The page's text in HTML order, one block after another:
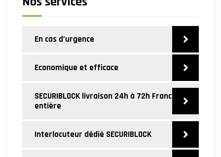
En cas d’urgence
Economique et efficace
SECURIBLOCK livraison 24h à 72h France
entière
Interlocuteur dédié SECURIBLOCK